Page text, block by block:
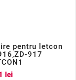

pentru letcon
917
leiPret